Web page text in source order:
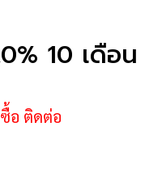
10 เดือน
อ ติดต่อ